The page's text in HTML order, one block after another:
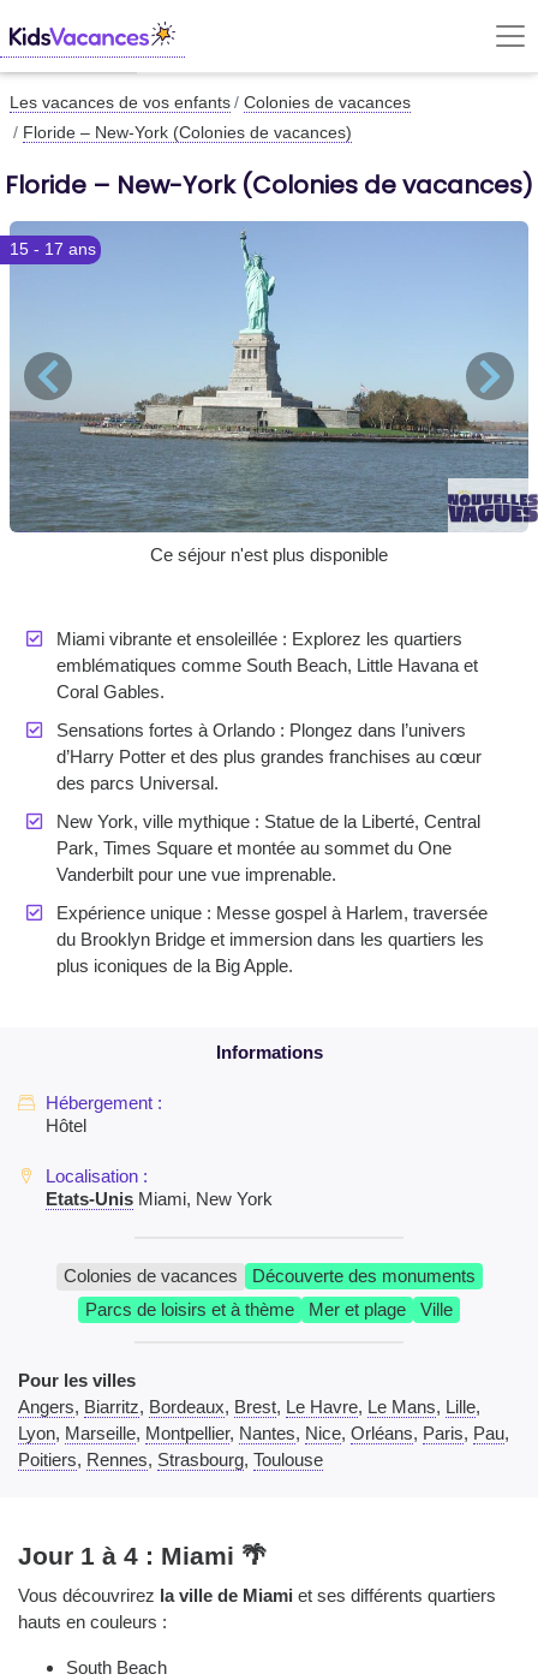
Les vacances de vos enfants
Colonies de vacances
Floride – New-York (Colonies de vacances)
Floride – New-York (Colonies de vacances)
15 - 17 ans
Ce séjour n'est plus disponible
Miami vibrante et ensoleillée : Explorez les quartiers
emblématiques comme South Beach, Little Havana et
Coral Gables.
Sensations fortes à Orlando : Plongez dans l’univers
d’Harry Potter et des plus grandes franchises au cœur
des parcs Universal.
New York, ville mythique : Statue de la Liberté, Central
Park, Times Square et montée au sommet du One
Vanderbilt pour une vue imprenable.
Expérience unique : Messe gospel à Harlem, traversée
du Brooklyn Bridge et immersion dans les quartiers les
plus iconiques de la Big Apple.
Hôtel
Etats-Unis Miami, New York
Colonies de vacances
Découverte des monuments
Parcs de loisirs et à thème
Mer et plage Ville
Pour les villes
Angers, Biarritz, Bordeaux, Brest, Le Havre, Le Mans, Lille,
Lyon, Marseille, Montpellier, Nantes, Nice, Orléans, Paris, Pau,
Poitiers, Rennes, Strasbourg, Toulouse
Jour 1 à 4 : Miami 🌴
Vous découvrirez la ville de Miami et ses différents quartiers
hauts en couleurs :
South Beach